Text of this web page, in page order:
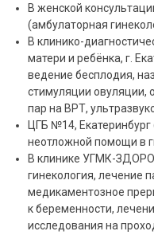
В женской
(амбулаторная
В клинико-
матери и ребёнка, г.
ведение бесплодия,
стимуляции овуляции,
пар на ВРТ,
ЦГБ №14,
неотложной помощи в
В клинике УГМК-
гинекология, лечение
медикаментозное
к беременности,
исследования на